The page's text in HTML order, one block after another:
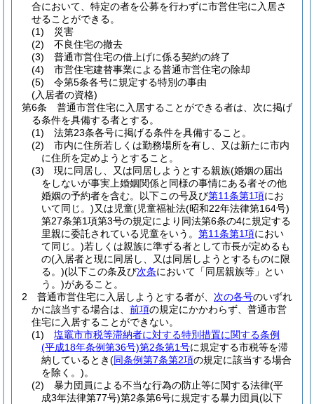
合において、特定の者を公募を行わずに市営住宅に入居さ
せることができる。
(1)
災害
(2)
不良住宅の撤去
(3)
普通市営住宅の借上げに係る契約の終了
(4)
市営住宅建替事業による普通市営住宅の除却
(5)
令第5条各号に規定する特別の事由
(入居者の資格)
第6条
普通市営住宅に入居することができる者は、次に掲げ
る条件を具備する者とする。
(1)
法第23条各号に掲げる条件を具備すること。
(2)
市内に住所若しくは勤務場所を有し、又は新たに市内
に住所を定めようとすること。
(3)
現に同居し、又は同居しようとする親族(婚姻の届出
をしないが事実上婚姻関係と同様の事情にある者その他
婚姻の予約者を含む。以下この号及び第11条第1項にお
いて同じ。)又は児童(児童福祉法(昭和22年法律第164号)
第27条第1項第3号の規定により同法第6条の4に規定する
里親に委託されている児童をいう。 第11条第1項におい
て同じ。)若しくは親族に準ずる者として市長が定めるも
の(入居者と現に同居し、又は同居しようとするものに限
る。)(以下この条及び次条において「同居親族等」とい
う。)があること。
2
普通市営住宅に入居しようとする者が、 次の各号のいずれ
かに該当する場合は、 前項の規定にかかわらず、普通市営
住宅に入居することができない。
(1)
塩竈市市税等滞納者に対する特別措置に関する条例
(平成18年条例第36号)第2条第1号に規定する市税等を滞
納しているとき(同条例第7条第2項の規定に該当する場合
を除く。)。
(2)
暴力団員による不当な行為の防止等に関する法律(平
成3年法律第77号)第2条第6号に規定する暴力団員(以下